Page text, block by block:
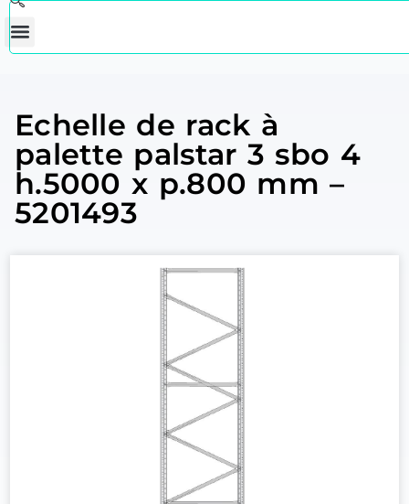
Echelle de rack à
palette palstar 3 sbo 4
h.5000 x p.800 mm –
5201493